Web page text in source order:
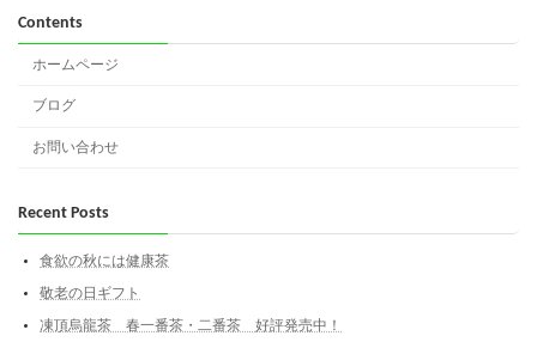
Contents
ホームページ
ブログ
お問い合わせ
Recent Posts
食欲の秋には健康茶
敬老の日ギフト
凍頂烏龍茶 春一番茶・二番茶 好評発売中！